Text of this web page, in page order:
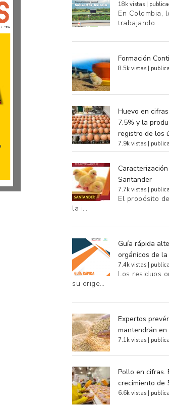
18k vistas
En Colombia,
trabajando…
Formación
8.5k vistas
Huevo en
7.5% y la
registro de los
7.9k vistas
Santander
7.7k vistas
El propósito
la i…
Guía rápida
orgánicos de
7.4k vistas
Los residuos
su orige…
Expertos
mantendrán en
7.1k vistas
Pollo en cifras.
crecimiento de
6.6k vistas